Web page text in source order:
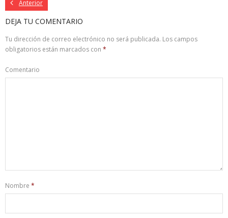
Anterior
DEJA TU COMENTARIO
Tu dirección de correo electrónico no será publicada. Los campos
obligatorios están marcados con *
Comentario
Nombre *